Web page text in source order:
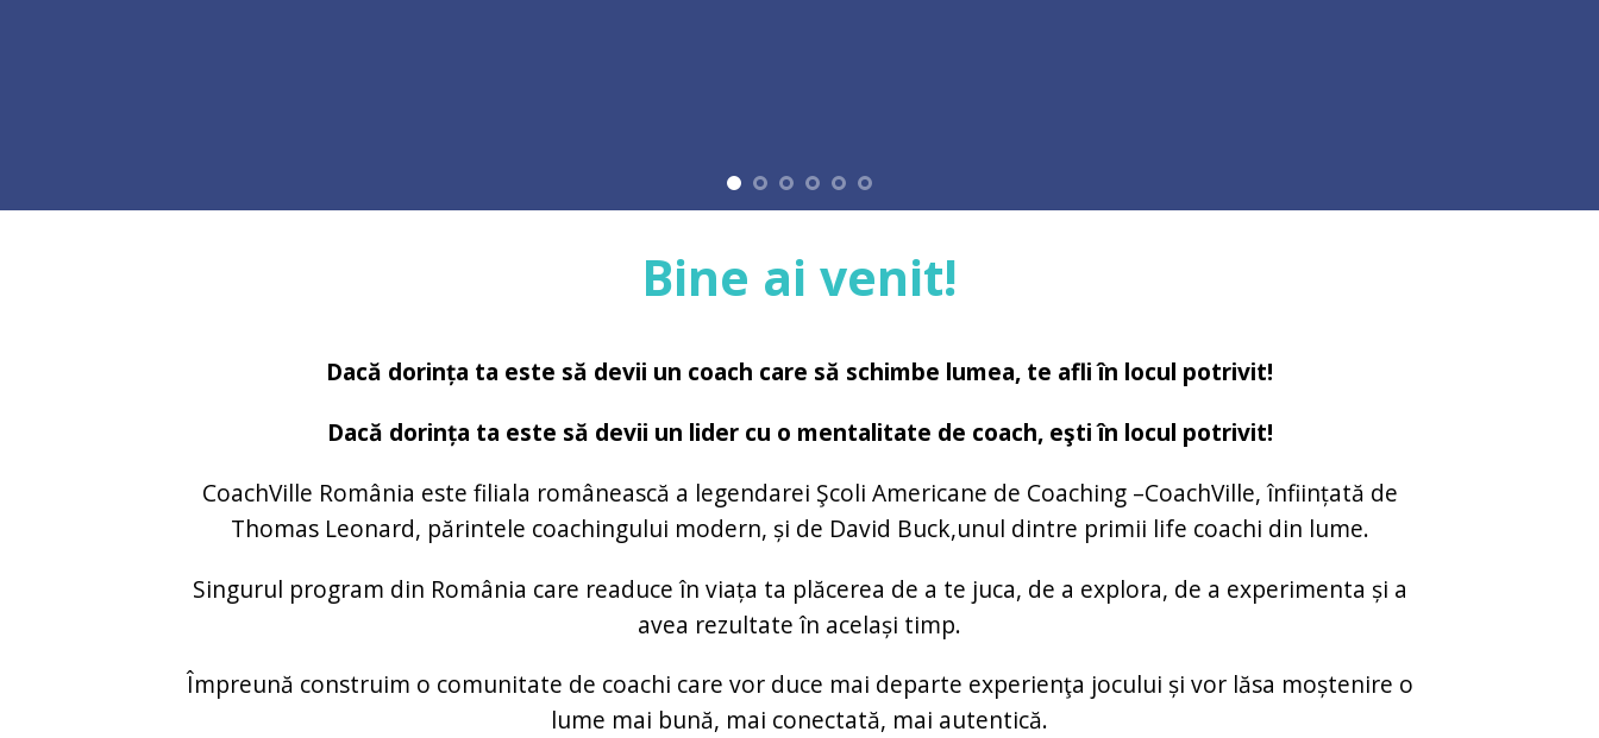
Bine ai venit!
Dacă dorința ta este să devii un coach care să schimbe lumea, te afli în locul potrivit!
Dacă dorința ta este să devii un lider cu o mentalitate de coach, eşti în locul potrivit!
CoachVille România este filiala românească a legendarei Şcoli Americane de Coaching –CoachVille, înființată de
Thomas Leonard, părintele coachingului modern, și de David Buck,unul dintre primii life coachi din lume.
Singurul program din România care readuce în viața ta plăcerea de a te juca, de a explora, de a experimenta și a
avea rezultate în același timp.
Împreună construim o comunitate de coachi care vor duce mai departe experienţa jocului și vor lăsa moștenire o
lume mai bună, mai conectată, mai autentică.